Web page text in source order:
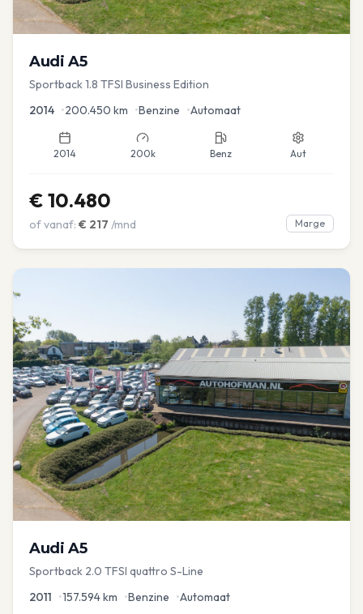
Audi A5
Sportback 1.8 TFSI Business Edition
2014 •200.450 km •Benzine •Automaat
2014 200k Benz Aut
€ 10.480
of vanaf: € 217 /mnd Marge
Audi A5
Sportback 2.0 TFSI quattro S-Line
2011 •157.594km •Benzine •Automaat